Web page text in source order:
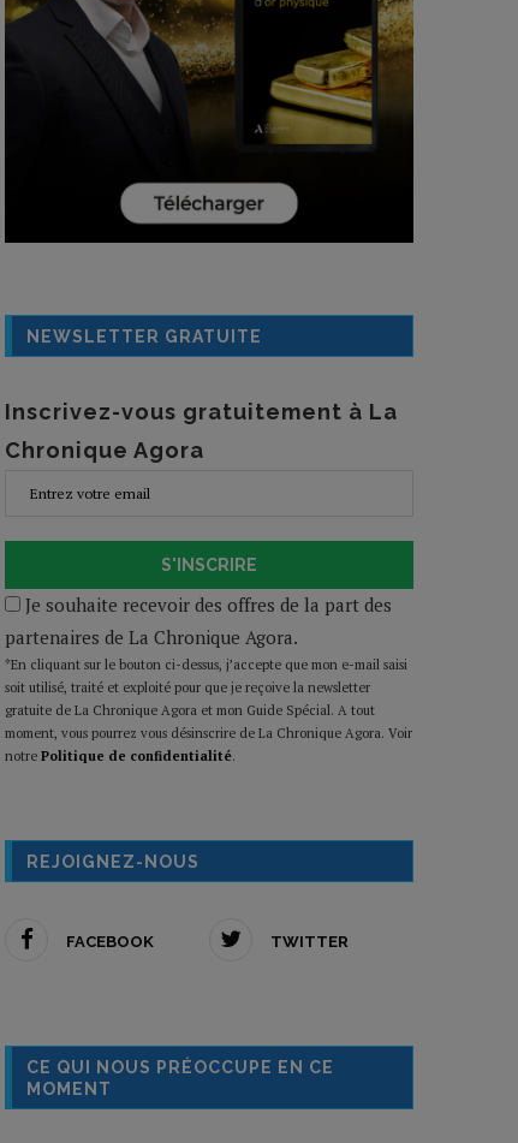
NEWSLETTER GRATUITE
Inscrivez-vous gratuitement à La
Chronique Agora
S'INSCRIRE
Je souhaite recevoir des offres de la part des
partenaires de La Chronique Agora.
*En cliquant sur le bouton ci-dessus, j’accepte que mon e-mail saisi
soit utilisé, traité et exploité pour que je reçoive la newsletter
gratuite de La Chronique Agora et mon Guide Spécial. A tout
moment, vous pourrez vous désinscrire de La Chronique Agora. Voir
notre Politique de confidentialité.
REJOIGNEZ-NOUS
FACEBOOK TWITTER
CE QUI NOUS PRÉOCCUPE EN CE
MOMENT